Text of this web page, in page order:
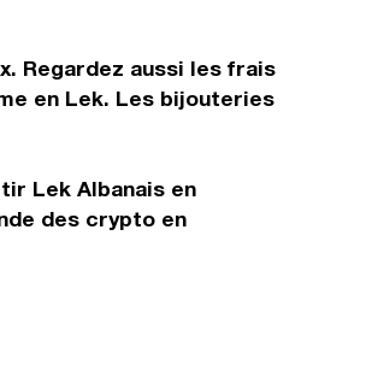
Regardez aussi les frais
en Lek. Les bijouteries
Lek Albanais en
des crypto en